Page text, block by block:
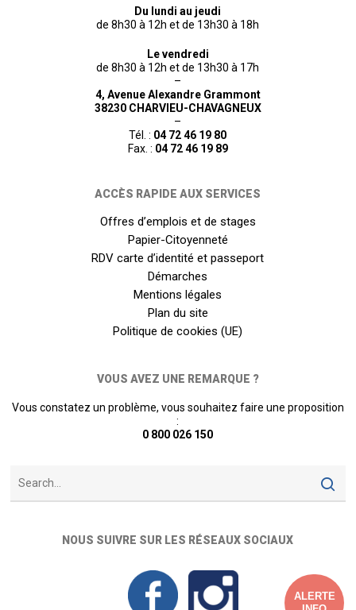
Du lundi au jeudi
de 8h30 à 12h et de 13h30 à 18h
Le vendredi
de 8h30 à 12h et de 13h30 à 17h
–
4, Avenue Alexandre Grammont
38230 CHARVIEU-CHAVAGNEUX
–
Tél. : 04 72 46 19 80
Fax. : 04 72 46 19 89
ACCÈS RAPIDE AUX SERVICES
Offres d’emplois et de stages
Papier-Citoyenneté
RDV carte d’identité et passeport
Démarches
Mentions légales
Plan du site
Politique de cookies (UE)
VOUS AVEZ UNE REMARQUE ?
Vous constatez un problème, vous souhaitez faire une proposition
:
0 800 026 150
NOUS SUIVRE SUR LES RÉSEAUX SOCIAUX
ALERTE